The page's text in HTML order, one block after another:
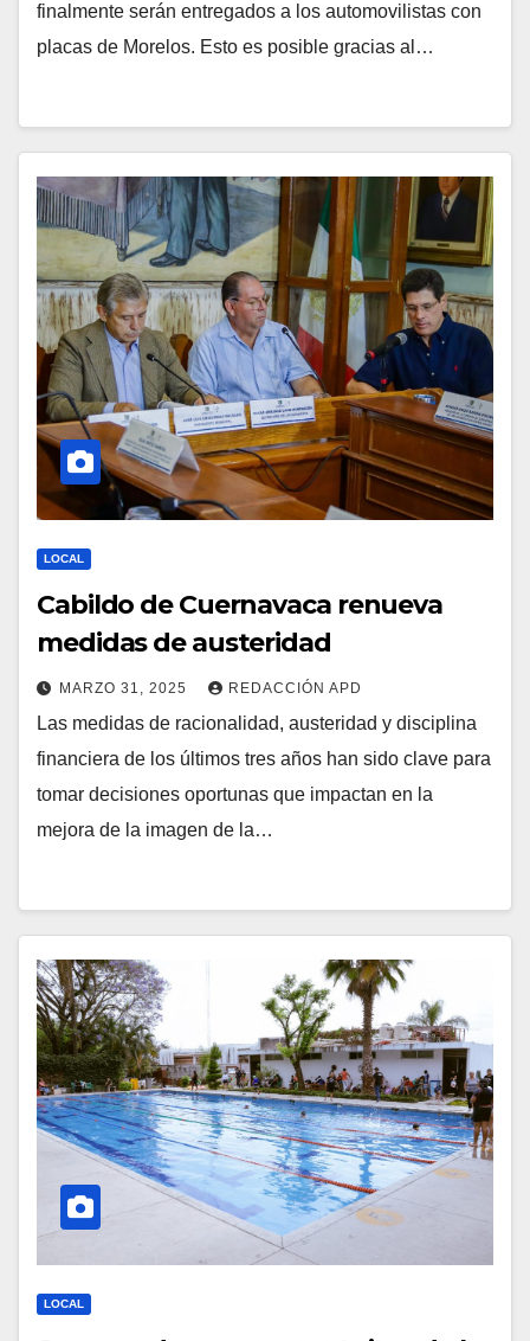
finalmente serán entregados a los automovilistas con
placas de Morelos. Esto es posible gracias al…
LOCAL
Cabildo de Cuernavaca renueva
medidas de austeridad
MARZO 31, 2025 REDACCIÓN APD
Las medidas de racionalidad, austeridad y disciplina
financiera de los últimos tres años han sido clave para
tomar decisiones oportunas que impactan en la
mejora de la imagen de la…
LOCAL